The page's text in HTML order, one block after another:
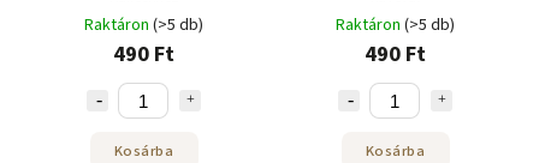
Raktáron (>5 db)
490 Ft
Kosárba
Raktáron (>5 db)
490 Ft
Kosárba